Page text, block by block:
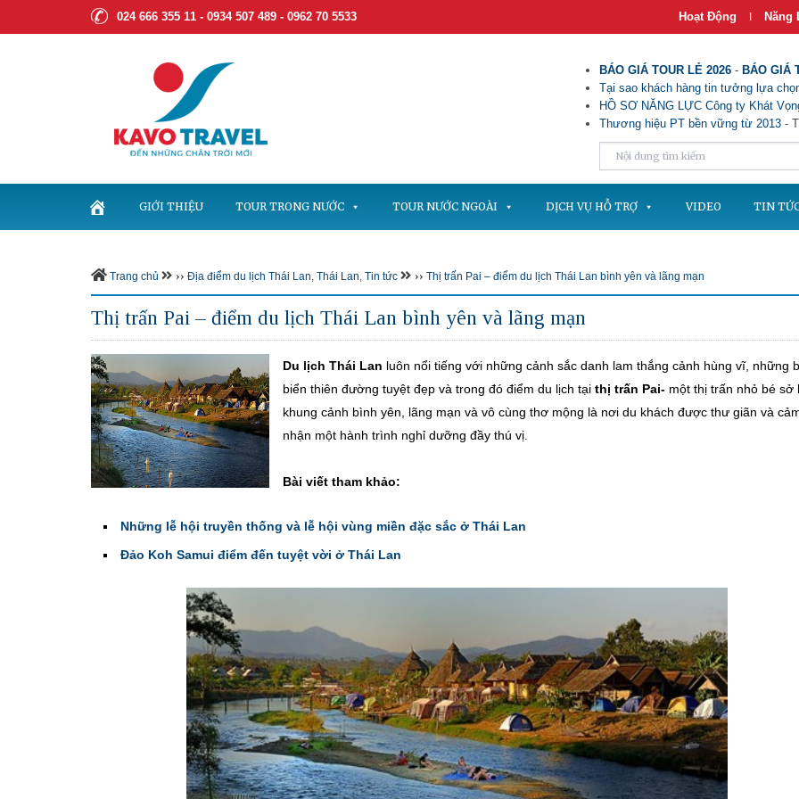
024 666 355 11 - 0934 507 489 - 0962 70 5533 Hoạt Động | Năng
BÁO GIÁ TOUR LẺ 2026 - BÁO GIÁ
Tại sao khách hàng tin tưởng lựa
HỒ SƠ NĂNG LỰC Công ty Khát
Thương hiệu PT bền vững từ 2013 -
GIỚI THIỆU TOUR TRONG NƯỚC TOUR NƯỚC NGOÀI DỊCH VỤ HỖ TRỢ VIDEO TIN
Trang chủ ›› Địa điểm du lịch Thái Lan, Thái Lan, Tin tức ›› Thị trấn Pai – điểm du lịch Thái Lan bình yên và lãng mạn
Thị trấn Pai – điểm du lịch Thái Lan bình yên và lãng mạn
Du lịch Thái Lan luôn nổi tiếng với những cảnh sắc danh lam thắng cảnh hùng vĩ, những
biển thiên đường tuyệt đẹp và trong đó điểm du lịch tại thị trấn Pai- một thị trấn nhỏ bé sở
khung cảnh bình yên, lãng mạn và vô cùng thơ mộng là nơi du khách được thư giãn và
nhận một hành trình nghỉ dưỡng đầy thú vị.
Bài viết tham khảo:
Những lễ hội truyền thống và lễ hội vùng miền đặc sắc ở Thái Lan
Đảo Koh Samui điểm đến tuyệt vời ở Thái Lan